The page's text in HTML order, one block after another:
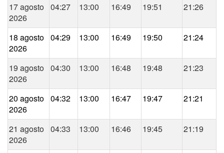
17 agosto
2026
04:27 13:00 16:49 19:51 21:26
18 agosto
2026
04:29 13:00 16:49 19:50 21:24
19 agosto
2026
04:30 13:00 16:48 19:48 21:23
20 agosto
2026
04:32 13:00 16:47 19:47 21:21
21 agosto
2026
04:33 13:00 16:46 19:45 21:19